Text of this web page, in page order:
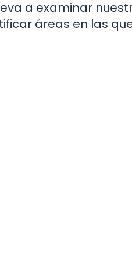
a examinar
áreas en las